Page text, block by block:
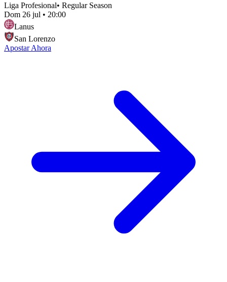
Liga Profesional• Regular Season
Dom 26 jul • 20:00
Lanus
San Lorenzo
Apostar Ahora